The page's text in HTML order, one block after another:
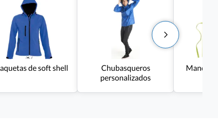
de soft shell
Chubasqueros
personalizados
Mandil